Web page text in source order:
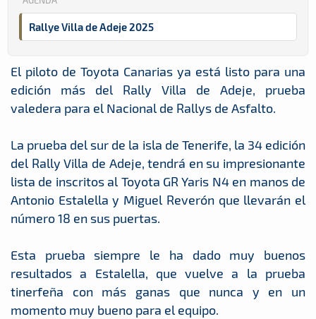
Rallye Villa de Adeje 2025
El piloto de Toyota Canarias ya está listo para una
edición más del Rally Villa de Adeje, prueba
valedera para el Nacional de Rallys de Asfalto.
La prueba del sur de la isla de Tenerife, la 34 edición
del Rally Villa de Adeje, tendrá en su impresionante
lista de inscritos al Toyota GR Yaris N4 en manos de
Antonio Estalella y Miguel Reverón que llevarán el
número 18 en sus puertas.
Esta prueba siempre le ha dado muy buenos
resultados a Estalella, que vuelve a la prueba
tinerfeña con más ganas que nunca y en un
momento muy bueno para el equipo.